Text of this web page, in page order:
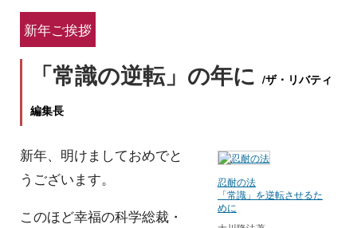
新年ご挨拶
「常識の逆転」の年に /ザ・リバティ
編集長
忍耐の法
「常識」を逆転させるた
めに
新年、明けましておめでと
うございます。
このほど幸福の科学総裁・